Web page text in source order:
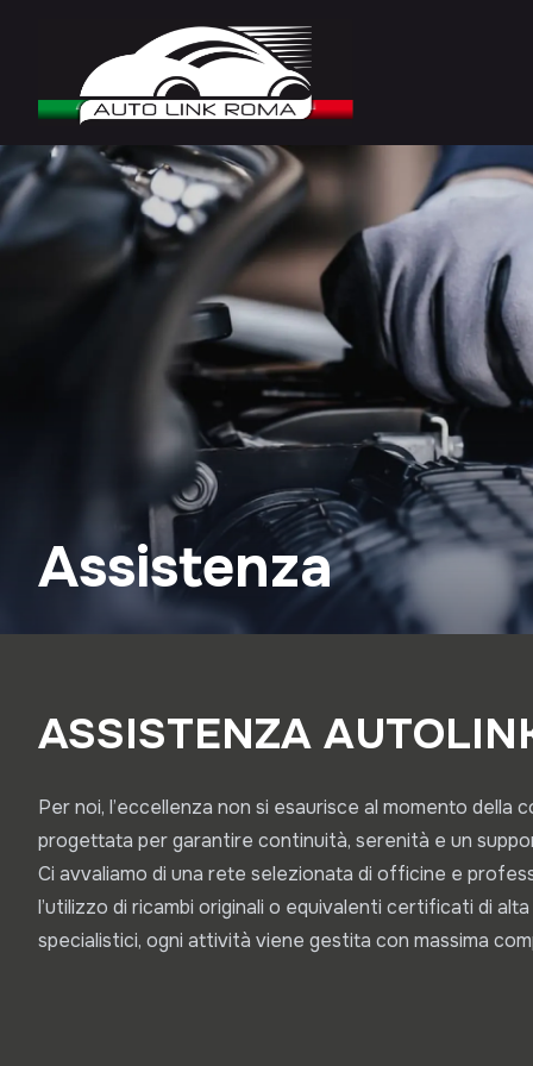
Assistenza
ASSISTENZA
Per noi, l’eccellenza non si esaurisce al momento
progettata per garantire continuità, serenità e un
Ci avvaliamo di una rete selezionata di officine e
l’utilizzo di ricambi originali o equivalenti certificati di
specialistici, ogni attività viene gestita con massima